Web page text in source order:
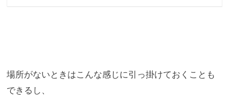
場所がないときはこんな感じに引っ掛けておくことも
できるし、